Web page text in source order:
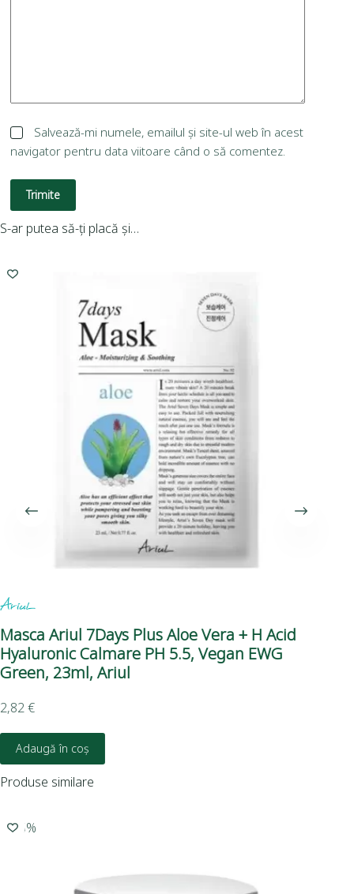
Salvează-mi numele, emailul și site-ul web în acest
navigator pentru data viitoare când o să comentez.
Trimite
S-ar putea să-ți placă și…
Masca Ariul 7Days Plus Aloe Vera + H Acid
Hyaluronic Calmare PH 5.5, Vegan EWG
Green, 23ml, Ariul
2,82€
Adaugă în coș
Produse similare
-15%